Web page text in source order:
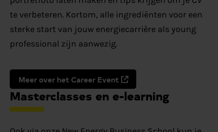
te verbeteren. Kortom, alle ingrediënten voor een
sterke start van jouw energiecarrière als young
professional zijn aanwezig.
Meer over het Career Event
Masterclasses en e-learning